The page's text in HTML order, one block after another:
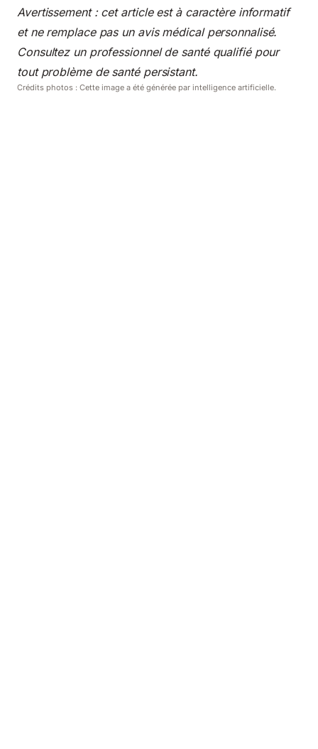
Avertissement : cet article est à caractère informatif
et ne remplace pas un avis médical personnalisé.
Consultez un professionnel de santé qualifié pour
tout problème de santé persistant.
Crédits photos : Cette image a été générée par intelligence artificielle.